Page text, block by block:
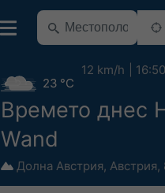
Времето днес
Wand
Долна Австрия, Австрия,
23 °C
12 km/h 16:50